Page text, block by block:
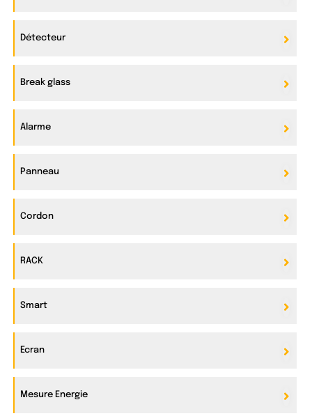
Détecteur
Break glass
Alarme
Panneau
Cordon
RACK
Smart
Ecran
Mesure Energie